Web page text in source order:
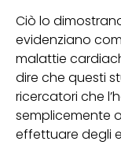
Ciò lo
evidenziano
malattie
dire che questi
ricercatori che
semplicemente
effettuare degli